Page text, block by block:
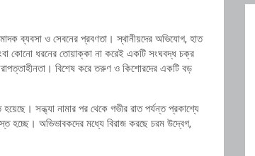
ব্যবসা ও সেবনের প্রবণতা। স্থানীয়দের অভিযোগ, হাত
কোনো ধরনের তোয়াক্কা না করেই একটি সংঘবদ্ধ চক্র
বিশেষ করে তরুণ ও কিশোরদের একটি বড়
সন্ধ্যা নামার পর থেকে গভীর রাত পর্যন্ত প্রকাশ্যে
হচ্ছে। অভিভাবকদের মধ্যে বিরাজ করছে চরম উদ্বেগ,